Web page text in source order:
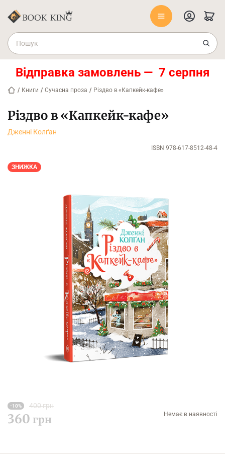
Відправка замовлень — 7 серпня
/ Книги / Сучасна проза / Різдво в «Капкейк-кафе»
Різдво в «Капкейк-кафе»
Дженнi Колґан
ISBN 978-617-8512-48-4
ЗНИЖКА
-10% 400 грн
360 грн Немає в наявності